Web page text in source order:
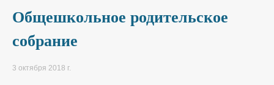
Общешкольное родительское
собрание
3 октября 2018 г.